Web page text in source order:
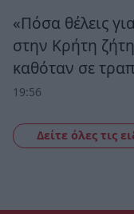
«Πόσα θέλεις
στην Κρήτη
καθόταν σε
19:56
Δείτε όλες τις